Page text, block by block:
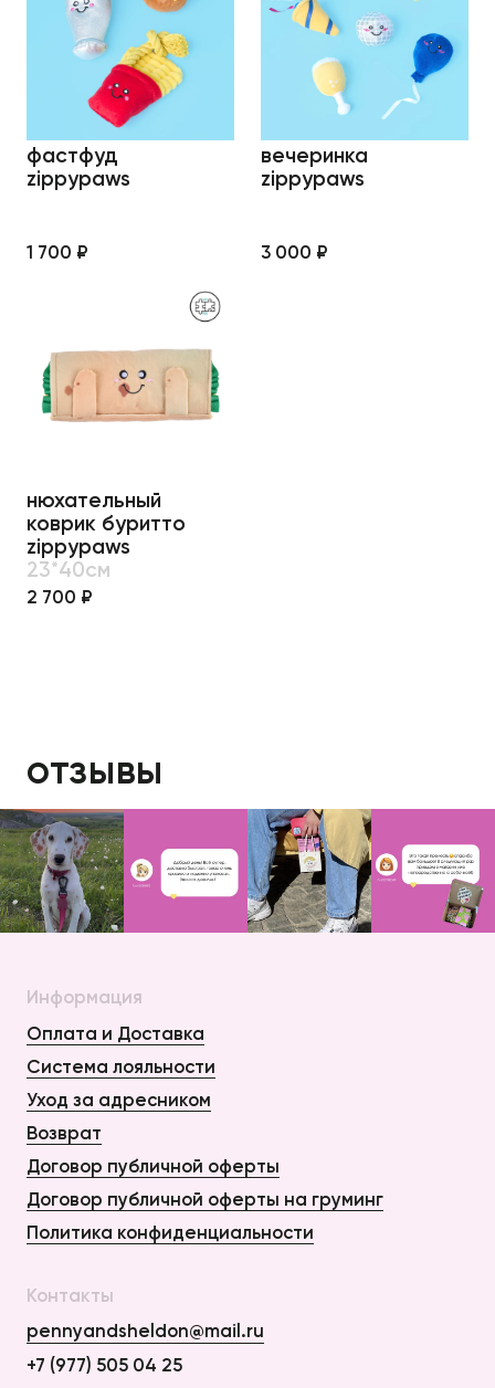
фастфуд
zippypaws
1 700 ₽
вечеринка
zippypaws
3 000 ₽
нюхательный
коврик буритто
zippypaws
23*40см
2 700 ₽
отзывы
Информация
Оплата и Доставка
Система лояльности
Уход за адресником
Возврат
Договор публичной оферты
Договор публичной оферты на груминг
Политика конфиденциальности
Контакты
pennyandsheldon@mail.ru
+7 (977) 505 04 25